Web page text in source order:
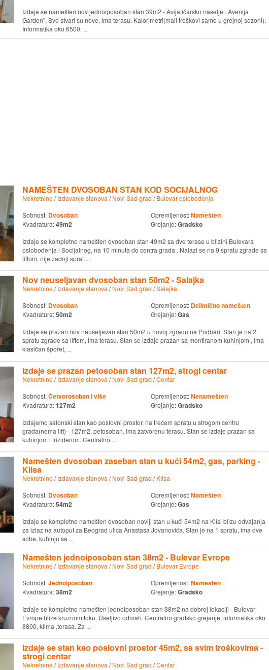
Izdaje se namešten nov jednoiposoban stan 39m2 - Avijatičarsko naselje . Avenija
Garden". Sve stvari su nove, ima terasu. Kalorimetri(mali troškovi samo u grejnoj sezoni).
Informatika oko 6500. ...
NAMEŠTEN DVOSOBAN STAN KOD SOCIJALNOG
Nekretnine/Izdavanje stanova /Novi Sad grad /Bulevar oslobođenja
Sobnost: Dvosoban Opremljenost:Namešten
Kvadratura:49m2 Grejanje:Gradsko
Izdaje se kompletno namešten dvosoban stan 49m2 sa dve terase u blizini Bulevara
oslobođenja i Socijalnog, na 10 minuta do centra grada . Nalazi se na 9 spratu zgrade sa
liftom, nije zadnji sprat. ...
Nov neuseljavan dvosoban stan 50m2 - Salajka
Nekretnine/Izdavanje stanova /Novi Sad grad /Salajka
Sobnost: Dvosoban Opremljenost: Delimično namešten
Kvadratura:50m2 Grejanje:Gas
Izdaje se prazan nov neuseljavan stan 50m2 u novoj zgradu na Podbari. Stan je na 2
spratu zgrade sa liftom, ima terasu. Stan se izdaje prazan sa montiranom kuhinjom , ima
klasičan šporet, ...
Izdaje se prazan petosoban stan 127m2, strogi centar
Nekretnine/Izdavanje stanova /Novi Sad grad /Centar
Sobnost:Četvorosoban i više Opremljenost:Nenamešten
Kvadratura:127m2 Grejanje:Gradsko
Izdajemo salonski stan kao poslovni prostor, na trećem spratu u strogom centru
grada(nema lift) - 127m2, petosoban. Ima zatvorenu terasu. Stan se izdaje prazan sa
kuhinjom i frižiderom. Centralno ...
Namešten dvosoban zaseban stan u kući 54m2, gas, parking -
Klisa
Nekretnine/Izdavanje stanova /Novi Sad grad /Klisa
Sobnost: Dvosoban Opremljenost:Namešten
Kvadratura:54m2 Grejanje:Gas
Izdaje se kompletno namešten dvosoban noviji stan u kući 54m2 na Klisi blizu odvajanja
za izlaz na autoput za Beograd ulica Anastasa Jovanovića. Stan je na 1 spratu, ima dve
sobe, kuhinju sa ...
Namešten jednoiposoban stan 38m2 - Bulevar Evrope
Nekretnine/Izdavanje stanova /Novi Sad grad /Bulevar Evrope
Sobnost:Jednoiposoban Opremljenost:Namešten
Kvadratura:38m2 Grejanje:Gradsko
Izdaje se kompletno namešten jednoiposoban stan 38m2 na dobroj lokaciji - Bulevar
Evrope bliže kružnom toku. Useljivo odmah. Centralno gradsko grejanje, informatika oko
8800, klima ,terasa. Za ...
Izdaje se stan kao poslovni prostor 45m2, sa svim troškovima -
strogi centar
Nekretnine/Izdavanje stanova /Novi Sad grad /Centar